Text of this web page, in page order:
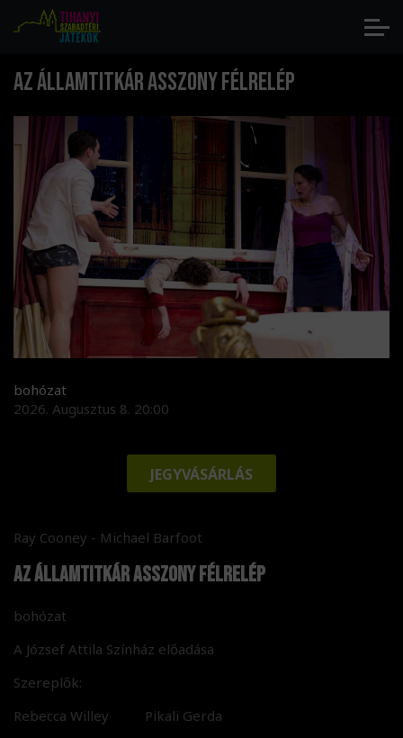
AZ ÁLLAMTITKÁR ASSZONY FÉLRELÉP
bohózat
2026. Augusztus 8. 20:00
JEGYVÁSÁRLÁS
Ray Cooney - Michael Barfoot
AZ ÁLLAMTITKÁR ASSZONY FÉLRELÉP
bohózat
A József Attila Színház előadása
Szereplők:
Rebecca Willey Pikali Gerda